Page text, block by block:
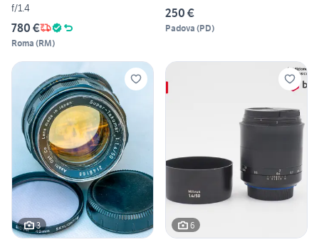
f/1.4
780 €
Roma (RM)
250 €
Padova (PD)
3 6